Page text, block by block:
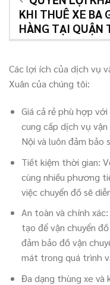
KHI THUÊ XE BA
HÀNG TẠI QUẬN
Các lợi ích của dịch vụ
Xuân của chúng tôi:
Giá cả rẻ phù hợp
cung cấp dịch vụ
Nội và luôn đảm bảo
Tiết kiệm thời gian:
cùng nhiều phương
việc chuyển đồ sẽ
An toàn và chính
tạo để vận chuyển
đảm bảo đồ vận
mát trong quá trình
Đa dạng thùng xe và